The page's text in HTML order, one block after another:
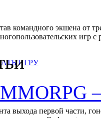
командного экшена от
игр
ИГРУ
выхода первой части,